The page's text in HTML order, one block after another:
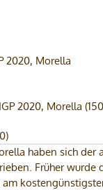
2020, Morella
haben sich der
Früher wurde